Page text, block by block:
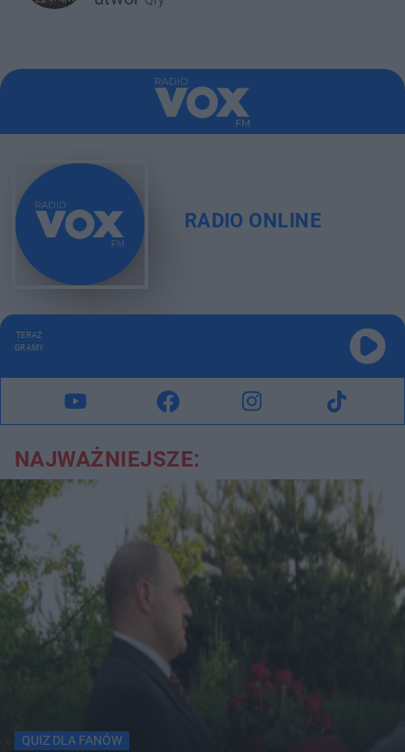
RADIO ONLINE
TERAZ
GRAMY
NAJWAŻNIEJSZE:
QUIZ DLA FANÓW